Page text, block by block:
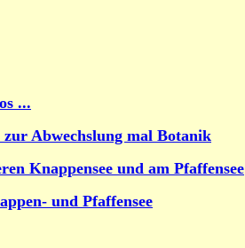
...
Abwechslung mal Botanik
Knappensee und am Pfaffensee
und Pfaffensee